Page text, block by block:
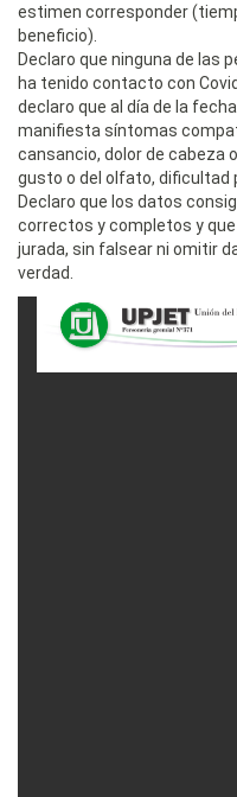
estimen corresponder
beneficio).
Declaro que ninguna de las
ha tenido contacto con
declaro que al día de la
manifiesta síntomas
cansancio, dolor de cabeza
gusto o del olfato, dificultad
Declaro que los datos
correctos y completos y
jurada, sin falsear ni omitir
verdad.